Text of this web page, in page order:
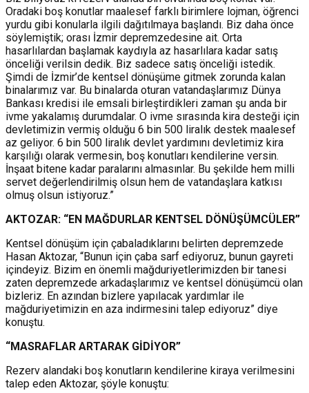
Oradaki boş konutlar maalesef farklı birimlere lojman, öğrenci
yurdu gibi konularla ilgili dağıtılmaya başlandı. Biz daha önce
söylemiştik; orası İzmir depremzedesine ait. Orta
hasarlılardan başlamak kaydıyla az hasarlılara kadar satış
önceliği verilsin dedik. Biz sadece satış önceliği istedik.
Şimdi de İzmir’de kentsel dönüşüme gitmek zorunda kalan
binalarımız var. Bu binalarda oturan vatandaşlarımız Dünya
Bankası kredisi ile emsali birleştirdikleri zaman şu anda bir
ivme yakalamış durumdalar. O ivme sırasında kira desteği için
devletimizin vermiş olduğu 6 bin 500 liralık destek maalesef
az geliyor. 6 bin 500 liralık devlet yardımını devletimiz kira
karşılığı olarak vermesin, boş konutları kendilerine versin.
İnşaat bitene kadar paralarını almasınlar. Bu şekilde hem milli
servet değerlendirilmiş olsun hem de vatandaşlara katkısı
olmuş olsun istiyoruz.”
AKTOZAR: “EN MAĞDURLAR KENTSEL DÖNÜŞÜMCÜLER”
Kentsel dönüşüm için çabaladıklarını belirten depremzede
Hasan Aktozar, “Bunun için çaba sarf ediyoruz, bunun gayreti
içindeyiz. Bizim en önemli mağduriyetlerimizden bir tanesi
zaten depremzede arkadaşlarımız ve kentsel dönüşümcü olan
bizleriz. En azından bizlere yapılacak yardımlar ile
mağduriyetimizin en aza indirmesini talep ediyoruz” diye
konuştu.
“MASRAFLAR ARTARAK GİDİYOR”
Rezerv alandaki boş konutların kendilerine kiraya verilmesini
talep eden Aktozar, şöyle konuştu: